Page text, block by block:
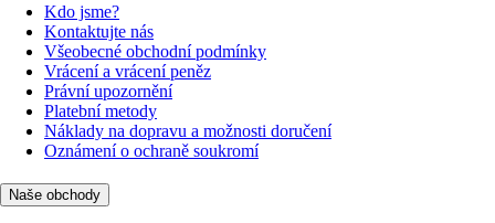
Kdo jsme?
Kontaktujte nás
Všeobecné obchodní podmínky
Vrácení a vrácení peněz
Právní upozornění
Platební metody
Náklady na dopravu a možnosti doručení
Oznámení o ochraně soukromí
Naše obchody